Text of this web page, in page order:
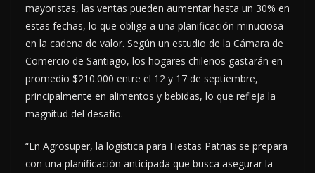
mayoristas, las ventas pueden aumentar hasta un 30% en
estas fechas, lo que obliga a una planificación minuciosa
en la cadena de valor. Según un estudio de la Cámara de
Comercio de Santiago, los hogares chilenos gastarán en
promedio $210.000 entre el 12 y 17 de septiembre,
principalmente en alimentos y bebidas, lo que refleja la
magnitud del desafío.
“En Agrosuper, la logística para Fiestas Patrias se prepara
con una planificación anticipada que busca asegurar la